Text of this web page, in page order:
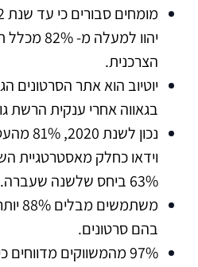
יהוו
הצרכנית.
יוטיוב הוא אתר הסרטונים
בגאווה אחרי ענקית הרשת
נכון
וידאו כחלק מאסטרטגיית
63% ביחס שלשנה שעברה.
בהם סרטונים.
97% מהמשווקים